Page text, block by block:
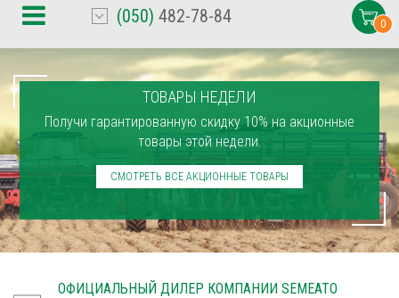
(050) 482-78-84 0
ТОВАРЫ НЕДЕЛИ
Получи гарантированную скидку 10% на акционные
товары этой недели.
СМОТРЕТЬ ВСЕ АКЦИОННЫЕ ТОВАРЫ
ОФИЦИАЛЬНЫЙ ДИЛЕР КОМПАНИИ SEMEATO